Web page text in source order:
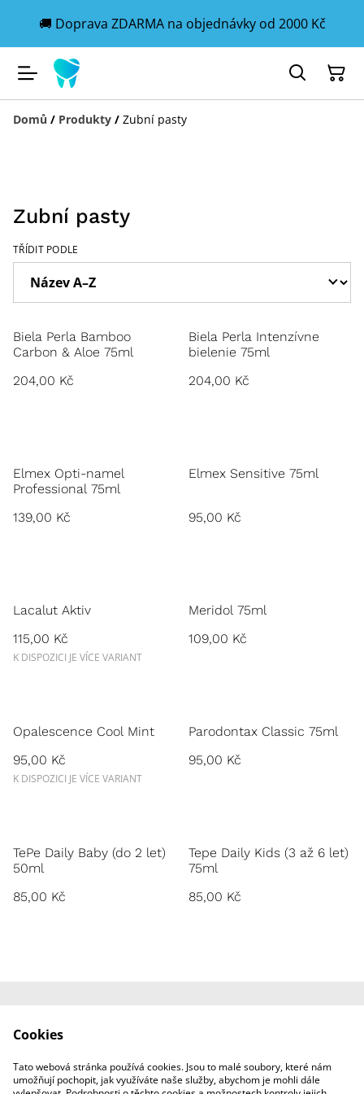
🚚 Doprava ZDARMA na objednávky od 2000 Kč
Domů / Produkty / Zubní pasty
Zubní pasty
TŘÍDIT PODLE
Biela Perla Bamboo
Carbon & Aloe 75ml
204,00 Kč
Biela Perla Intenzívne
bielenie 75ml
204,00 Kč
Elmex Opti-namel
Professional 75ml
139,00 Kč
Elmex Sensitive 75ml
95,00 Kč
Lacalut Aktiv
115,00 Kč
K DISPOZICI JE VÍCE VARIANT
Meridol 75ml
109,00 Kč
Opalescence Cool Mint
95,00 Kč
K DISPOZICI JE VÍCE VARIANT
Parodontax Classic 75ml
95,00 Kč
TePe Daily Baby (do 2 let)
50ml
85,00 Kč
Tepe Daily Kids (3 až 6 let)
75ml
85,00 Kč
Obchodní podmínky
Zásady ochrany
osobních údajů
Cookies
Tato webová stránka používá cookies. Jsou to malé soubory, které nám
umožňují pochopit, jak využíváte naše služby, abychom je mohli dále